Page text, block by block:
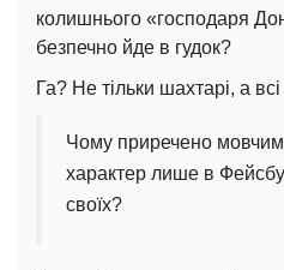
колишнього «господаря
безпечно йде в гудок?
Га? Не тільки шахтарі, а
Чому приречено
характер лише в
своїх?